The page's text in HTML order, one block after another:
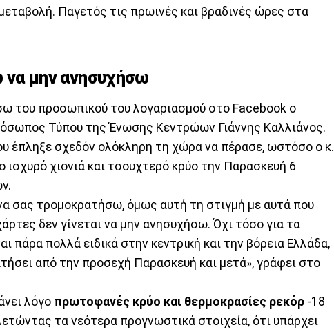
Παγετός τις πρωινές και βραδινές ώρες στα
μην ανησυχήσω
του προσωπικού του λογαριασμού στο Facebook ο
Τύπου της Ένωσης Κεντρώων Γιάννης Καλλιάνος.
έπληξε σχεδόν ολόκληρη τη χώρα να πέρασε, ωστόσο ο κ.
ισχυρό χιονιά και τσουχτερό κρύο την Παρασκευή 6
σας τρομοκρατήσω, όμως αυτή τη στιγμή με αυτά που
δεν γίνεται να μην ανησυχήσω. Όχι τόσο για τα
πάρα πολλά ειδικά στην κεντρική και την βόρεια Ελλάδα,
από την προσεχή Παρασκευή και μετά», γράφει στο
λόγο πρωτοφανές κρύο και θερμοκρασίες ρεκόρ -18
τα νεότερα προγνωστικά στοιχεία, ότι υπάρχει